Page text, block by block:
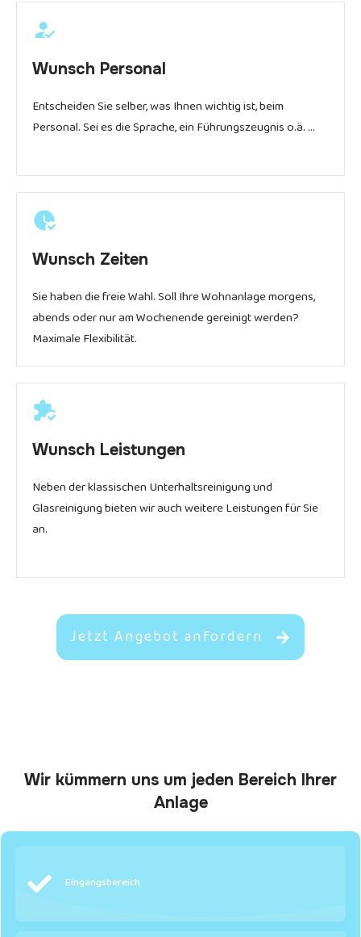
Wunsch Personal
Entscheiden Sie selber, was Ihnen wichtig ist, beim
Personal. Sei es die Sprache, ein Führungszeugnis o.ä. …
Wunsch Zeiten
Sie haben die freie Wahl. Soll Ihre Wohnanlage morgens,
abends oder nur am Wochenende gereinigt werden?
Maximale Flexibilität.
Wunsch Leistungen
Neben der klassischen Unterhaltsreinigung und
Glasreinigung bieten wir auch weitere Leistungen für Sie
an.
Jetzt Angebot anfordern
Wir kümmern uns um jeden Bereich Ihrer
Anlage
Eingangsbereich